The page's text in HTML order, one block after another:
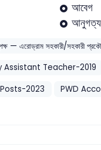
আবেগ
আনুগত্য
— এরোড্রাম সহকারী/সহকারী
Assistant Teacher-2019
2023 PWD